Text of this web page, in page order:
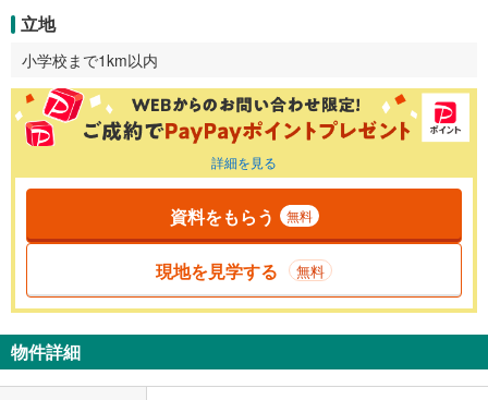
立地
小学校まで1km以内
詳細を見る
資料をもらう 無料
現地を見学する 無料
物件詳細